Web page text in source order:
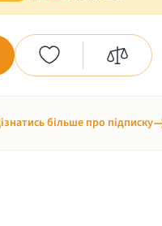
більше про підписку